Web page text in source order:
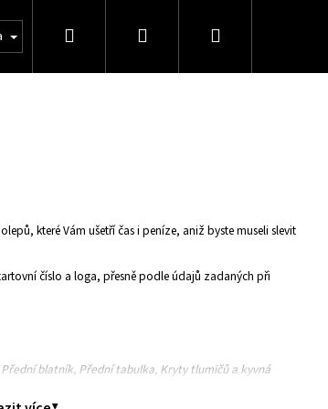
Hledat PřihlášeníNákupní
které Vám ušetří čas i peníze, aniž byste museli slevit
číslo a loga, přesně podle údajů zadaných při
blatník, Přední tabulka, Kryty tlumičů a kyvná